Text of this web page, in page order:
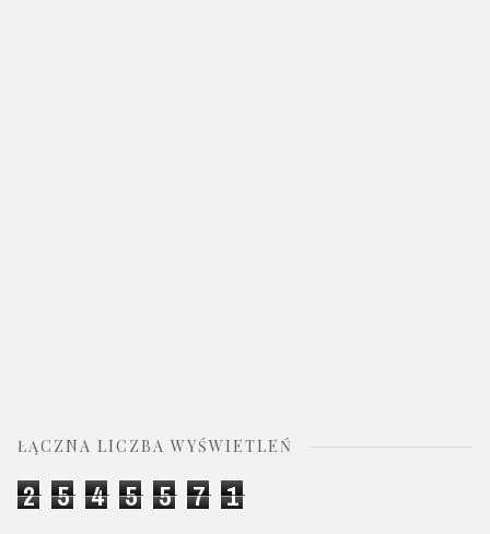
ŁĄCZNA LICZBA WYŚWIETLEŃ
2 5 4 5 5 7 1